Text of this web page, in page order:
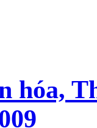
hóa,